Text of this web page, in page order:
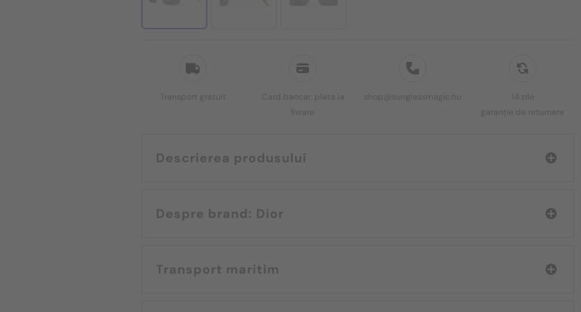
Transport gratuit
Card bancar, plata la
livrare
shop@sunglassmagic.hu
14 zile
garanție de returnare
Descrierea produsului
Despre brand: Dior
Transport maritim